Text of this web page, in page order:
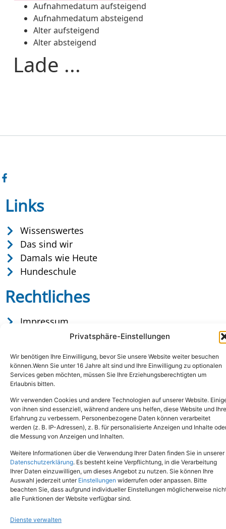
Privatsphäre-Einstellungen
Wir benötigen Ihre Einwilligung, bevor Sie unsere Website weiter besuchen
können.Wenn Sie unter 16 Jahre alt sind und Ihre Einwilligung zu optionalen
Services geben möchten, müssen Sie Ihre Erziehungsberechtigten um
Erlaubnis bitten.
Wir verwenden Cookies und andere Technologien auf unserer Website.
von ihnen sind essenziell, während andere uns helfen, diese Website und Ihre
Erfahrung zu verbessern. Personenbezogene Daten können verarbeitet
werden (z. B. IP-Adressen), z. B. für personalisierte Anzeigen und Inhalte
die Messung von Anzeigen und Inhalten.
Weitere Informationen über die Verwendung Ihrer Daten finden Sie in unserer
Datenschutzerklärung. Es besteht keine Verpflichtung, in die Verarbeitung
Ihrer Daten einzuwilligen, um dieses Angebot zu nutzen. Sie können Ihre
Auswahl jederzeit unter Einstellungen widerrufen oder anpassen. Bitte
beachten Sie, dass aufgrund individueller Einstellungen möglicherweise
alle Funktionen der Website verfügbar sind.
Dienste verwalten
Aufnahmedatum aufsteigend
Aufnahmedatum absteigend
Alter aufsteigend
Alter absteigend
Lade ...
Links
Wissenswertes
Das sind wir
Damals wie Heute
Hundeschule
Rechtliches
Impressum
Datenschutz
Copyright © 2024. Alle Rechte vorbehalten.
Tel.: (02651) - 77438info@tierheim-mayen.de
In der Pluns 1, 56727 Mayen